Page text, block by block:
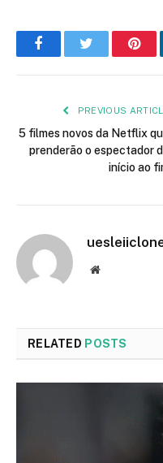
FacebookTwitter
PREVIOUS
5 filmes novos da Netflix
prenderão o espectador
início ao
Website
RELATED POSTS